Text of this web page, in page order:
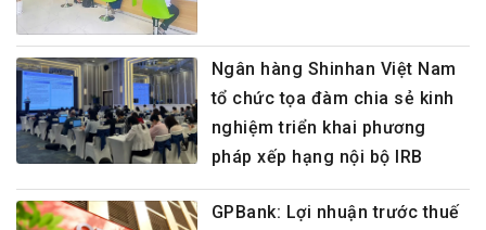
Ngân hàng Shinhan Việt Nam
tổ chức tọa đàm chia sẻ kinh
nghiệm triển khai phương
pháp xếp hạng nội bộ IRB
GPBank: Lợi nhuận trước thuế